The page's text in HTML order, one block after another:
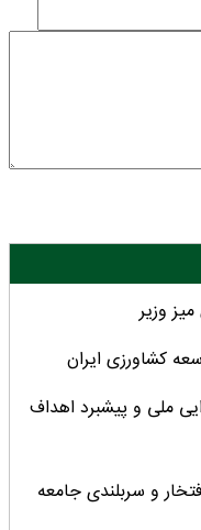
وزیر
کشاورزی ایران
ملی و پیشبرد اهداف
و سربلندى جامعه